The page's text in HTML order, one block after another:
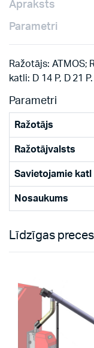
Apraksts
Parametri
Ražotājs: ATMOS;
katli: D 14 P, D 21 P.
Parametri
Ražotājs
Ražotājvalsts
Savietojamie katl
Nosaukums
Līdzīgas preces